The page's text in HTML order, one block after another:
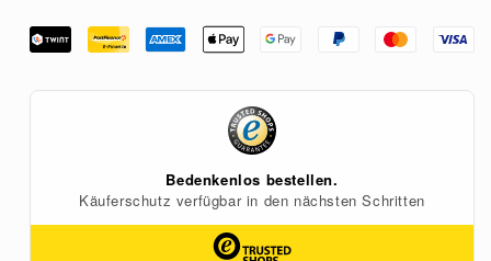
Spice
(Brot
Spice
(Brot